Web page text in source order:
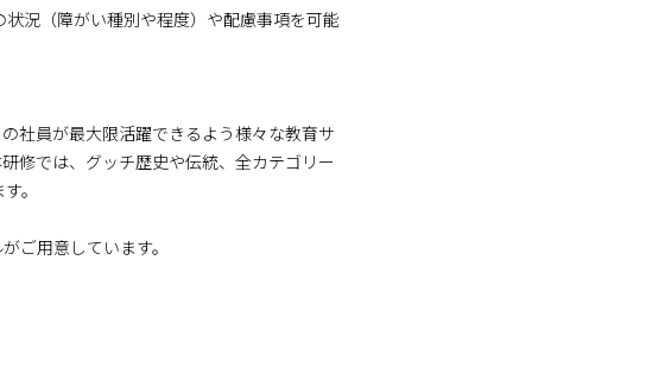
況（障がい種別や程度）や配慮事項を可能
社員が最大限活躍できるよう様々な教育サ
修では、グッチ歴史や伝統、全カテゴリー
。
ご用意しています。